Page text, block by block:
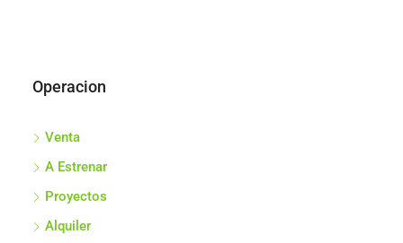
Operacion
Venta
A Estrenar
Proyectos
Alquiler